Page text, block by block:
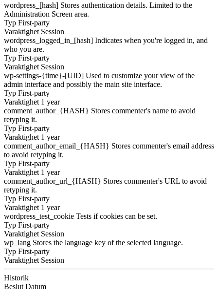
wordpress_[hash] Stores authentication details. Limited to the
Administration Screen area.
Typ First-party
Varaktighet Session
wordpress_logged_in_[hash] Indicates when you're logged in, and
who you are.
Typ First-party
Varaktighet Session
wp-settings-{time}-[UID] Used to customize your view of the
admin interface and possibly the main site interface.
Typ First-party
Varaktighet 1 year
comment_author_{HASH} Stores commenter's name to avoid
retyping it.
Typ First-party
Varaktighet 1 year
comment_author_email_{HASH} Stores commenter's email address
to avoid retyping it.
Typ First-party
Varaktighet 1 year
comment_author_url_{HASH} Stores commenter's URL to avoid
retyping it.
Typ First-party
Varaktighet 1 year
wordpress_test_cookie Tests if cookies can be set.
Typ First-party
Varaktighet Session
wp_lang Stores the language key of the selected language.
Typ First-party
Varaktighet Session
Historik
Beslut Datum